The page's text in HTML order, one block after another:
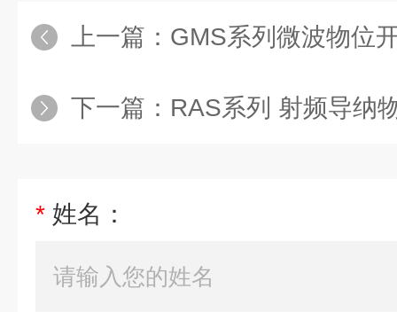
上一篇： GMS系列微波物位
下一篇： RAS系列 射频导纳
* 姓名：